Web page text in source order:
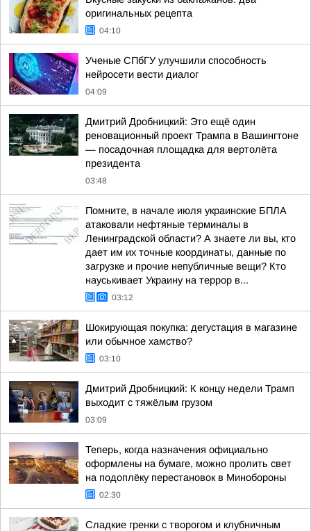
оригинальных рецепта
04:10
Ученые СПбГУ улучшили способность
нейросети вести диалог
04:09
Дмитрий Дробницкий: Это ещё один
реновационный проект Трампа в Вашингтоне
— посадочная площадка для вертолёта
президента
03:48
Помните, в начале июля украинские БПЛА
атаковали нефтяные терминалы в
Ленинградской области? А знаете ли вы, кто
дает им их точные координаты, данные по
загрузке и прочие непубличные вещи? Кто
науськивает Украину на террор в...
03:12
Шокирующая покупка: дегустация в магазине
или обычное хамство?
03:10
Дмитрий Дробницкий: К концу недели Трамп
выходит с тяжёлым грузом
03:09
Теперь, когда назначения официально
оформлены на бумаге, можно пролить свет
на подоплёку перестановок в Минобороны
02:30
Сладкие гренки с творогом и клубничным